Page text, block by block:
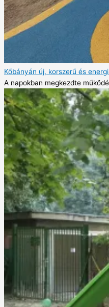
Kőbányán új, korszerű és
A napokban megkezdte